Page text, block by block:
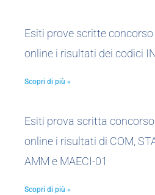
Esiti prove scritte
online i risultati dei codici
Scopri di più »
Esiti prova scritta
online i risultati di COM,
AMM e MAECI-01
Scopri di più »